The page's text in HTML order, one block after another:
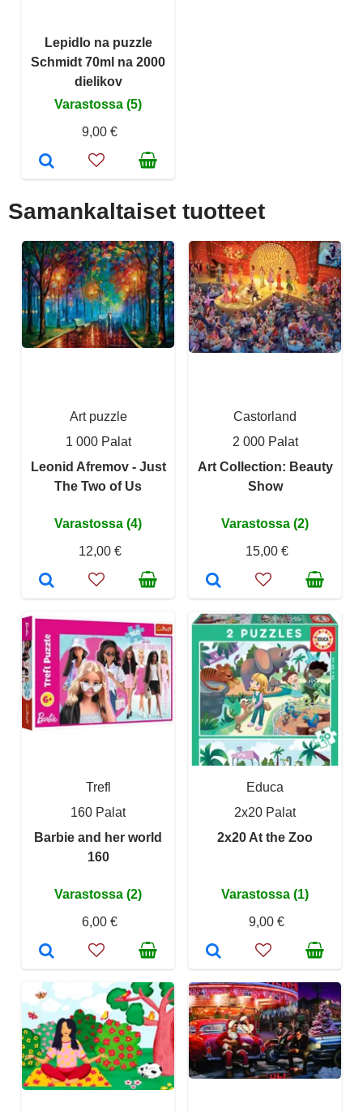
Lepidlo na puzzle
Schmidt 70ml na 2000
dielikov
Varastossa (5)
9,00 €
Samankaltaiset tuotteet
Art puzzle
1 000 Palat
Leonid Afremov - Just
The Two of Us
Varastossa (4)
12,00 €
Castorland
2 000 Palat
Art Collection: Beauty
Show
Varastossa (2)
15,00 €
Trefl
160 Palat
Barbie and her world
160
Varastossa (2)
6,00 €
Educa
2x20 Palat
2x20 At the Zoo
Varastossa (1)
9,00 €